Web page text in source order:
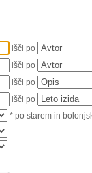
išči po
išči po
išči po
išči po
* po starem in